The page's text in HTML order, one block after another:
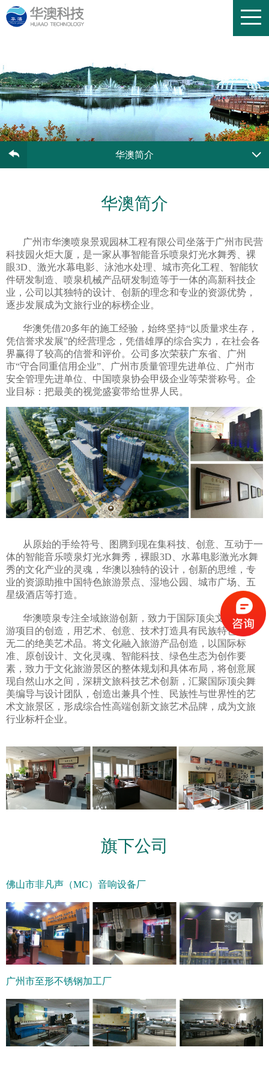
华澳简介
华澳简介
广州市华澳喷泉景观园林工程有限公司坐落于广州市民营
科技园火炬大厦，是一家从事智能音乐喷泉灯光水舞秀、裸
眼3D、激光水幕电影、泳池水处理、城市亮化工程、智能软
件研发制造、喷泉机械产品研发制造等于一体的高新科技企
业，公司以其独特的设计、创新的理念和专业的资源优势，
逐步发展成为文旅行业的标榜企业。
华澳凭借20多年的施工经验，始终坚持“以质量求生存，
凭信誉求发展”的经营理念，凭借雄厚的综合实力，在社会各
界赢得了较高的信誉和评价。公司多次荣获广东省、广州
市“守合同重信用企业”、广州市质量管理先进单位、广州市
安全管理先进单位、中国喷泉协会甲级企业等荣誉称号。企
业目标：把最美的视觉盛宴带给世界人民。
从原始的手绘符号、图腾到现在集科技、创意、互动于一
体的智能音乐喷泉灯光水舞秀，裸眼3D、水幕电影激光水舞
秀的文化产业的灵魂，华澳以独特的设计，创新的思维，专
业的资源助推中国特色旅游景点、湿地公园、城市广场、五
星级酒店等打造。
华澳喷泉专注全域旅游创新，致力于国际顶尖文化艺术旅
游项目的创造，用艺术、创意、技术打造具有民族特色独一
无二的绝美艺术品。将文化融入旅游产品创造，以国际标
准、原创设计、文化灵魂、智能科技、绿色生态为创作要
素，致力于文化旅游景区的整体规划和具体布局，将创意展
现自然山水之间，深耕文旅科技艺术创新，汇聚国际顶尖舞
美编导与设计团队，创造出兼具个性、民族性与世界性的艺
术文旅景区，形成综合性高端创新文旅艺术品牌，成为文旅
行业标杆企业。
旗下公司
佛山市非凡声（MC）音响设备厂
广州市至形不锈钢加工厂